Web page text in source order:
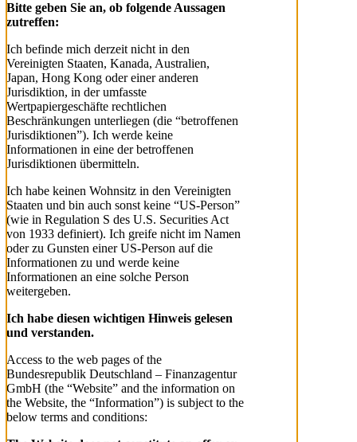
Bitte geben Sie an, ob folgende Aussagen
zutreffen:
Ich befinde mich derzeit nicht in den
Vereinigten Staaten, Kanada, Australien,
Japan, Hong Kong oder einer anderen
Jurisdiktion, in der umfasste
Wertpapiergeschäfte rechtlichen
Beschränkungen unterliegen (die “betroffenen
Jurisdiktionen”). Ich werde keine
Informationen in eine der betroffenen
Jurisdiktionen übermitteln.
Ich habe keinen Wohnsitz in den Vereinigten
Staaten und bin auch sonst keine “US-Person”
(wie in Regulation S des U.S. Securities Act
von 1933 definiert). Ich greife nicht im Namen
oder zu Gunsten einer US-Person auf die
Informationen zu und werde keine
Informationen an eine solche Person
weitergeben.
Ich habe diesen wichtigen Hinweis gelesen
und verstanden.
Access to the web pages of the
Bundesrepublik Deutschland – Finanzagentur
GmbH (the “Website” and the information on
the Website, the “Information”) is subject to the
below terms and conditions: